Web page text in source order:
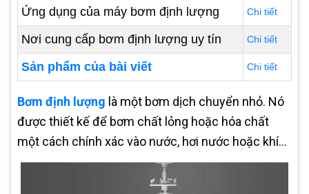
Ứng dụng của máy bơm định lượng Chi tiết
Nơi cung cấp bơm định lượng uy tín Chi tiết
Sản phẩm của bài viết Chi tiết
Bơm định lượng là một bơm dịch chuyển nhỏ. Nó
được thiết kế để bơm chất lỏng hoặc hóa chất
một cách chính xác vào nước, hơi nước hoặc khí…